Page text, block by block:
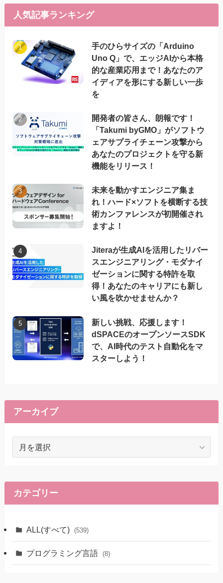
人気記事ランキング
手のひらサイズの「Arduino
Uno Q」で、エッジAIから本格
的な産業応用まで！あなたのア
イディアを形にする新しい一歩
を
開発者の皆さん、朗報です！
「Takumi byGMO」がソフトウ
ェアサプライチェーン攻撃から
あなたのプロジェクトを守る新
機能をリリース！
未来を動かすエンジニア集ま
れ！ハード×ソフトを横断する技
術カンファレンスが初開催され
ますよ！
Jiteraが生成AIを活用したリバー
スエンジニアリング・モダナイ
ゼーションに関する特許を取
得！あなたのキャリアにも新し
い風を吹かせませんか？
新しい挑戦、応援します！
dSPACEのオープンソースSDK
で、AI時代のテスト自動化をマ
スターしよう！
アーカイブ
イ
ブ
カテゴリー
ALL(すべて) (539)
プログラミング言語 (8)